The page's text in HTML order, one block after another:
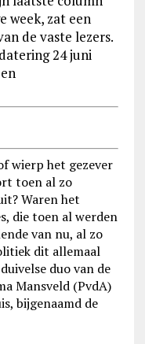
week, zat een
de vaste lezers.
24 juni
wierp het gezever
toen al zo
Waren het
die toen al werden
van nu, al zo
dit allemaal
duo van de
Mansveld (PvdA)
bijgenaamd de